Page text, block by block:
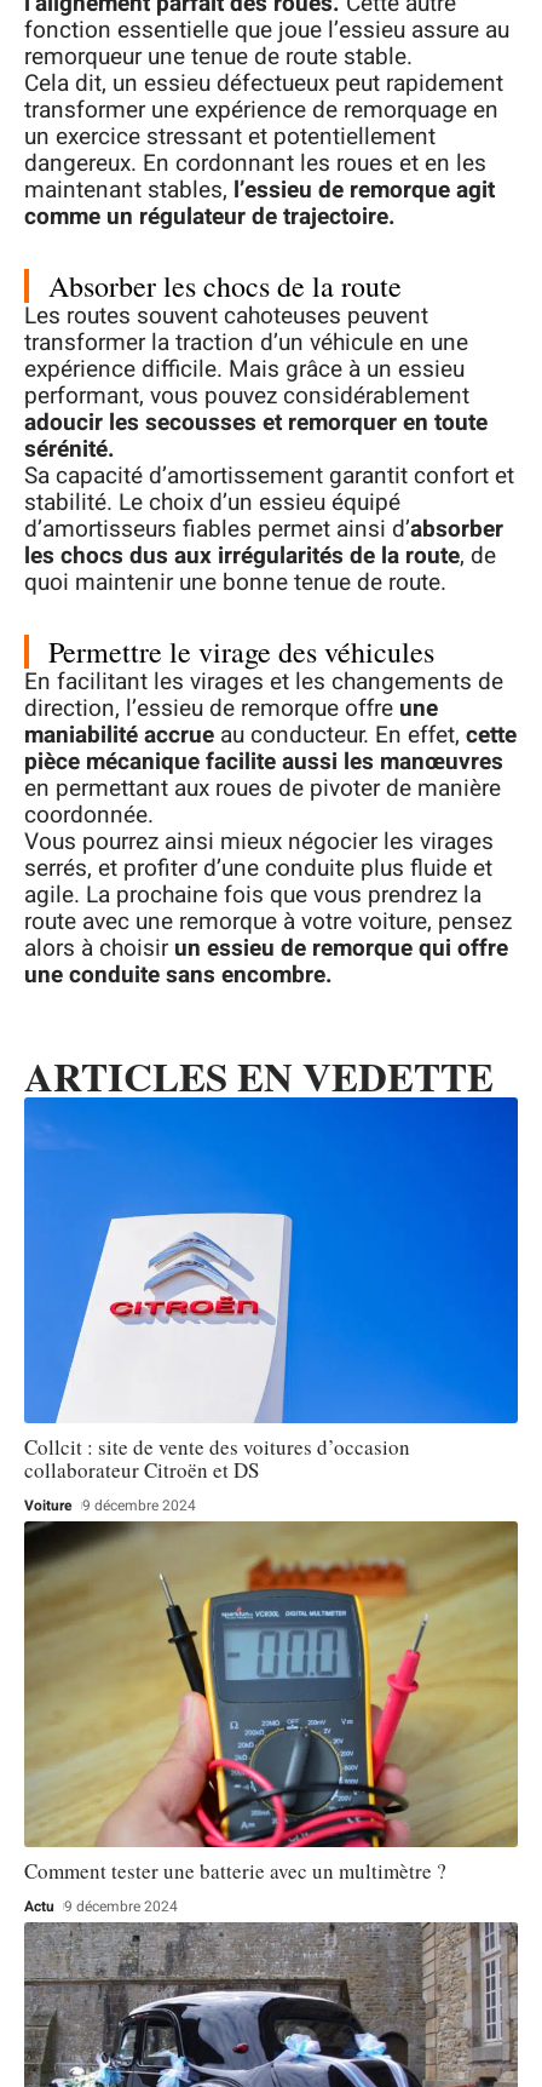
fonction essentielle que joue l’essieu assure au
remorqueur une tenue de route stable.
Cela dit, un essieu défectueux peut rapidement
transformer une expérience de remorquage en
un exercice stressant et potentiellement
dangereux. En cordonnant les roues et en les
maintenant stables, l’essieu de remorque agit
comme un régulateur de trajectoire.
Absorber les chocs de la route
Les routes souvent cahoteuses peuvent
transformer la traction d’un véhicule en une
expérience difficile. Mais grâce à un essieu
performant, vous pouvez considérablement
adoucir les secousses et remorquer en toute
sérénité.
Sa capacité d’amortissement garantit confort et
stabilité. Le choix d’un essieu équipé
d’amortisseurs fiables permet ainsi d’absorber
les chocs dus aux irrégularités de la route, de
quoi maintenir une bonne tenue de route.
Permettre le virage des véhicules
En facilitant les virages et les changements de
direction, l’essieu de remorque offre une
maniabilité accrue au conducteur. En effet, cette
pièce mécanique facilite aussi les manœuvres
en permettant aux roues de pivoter de manière
coordonnée.
Vous pourrez ainsi mieux négocier les virages
serrés, et profiter d’une conduite plus fluide et
agile. La prochaine fois que vous prendrez la
route avec une remorque à votre voiture, pensez
alors à choisirun essieu de remorque qui offre
une conduite sans encombre.
ARTICLES EN VEDETTE
Collcit : site de vente des voitures d’occasion
collaborateur Citroën et DS
Voiture 9 décembre 2024
Comment tester une batterie avec un multimètre ?
Actu 9 décembre 2024